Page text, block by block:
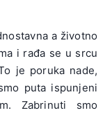
a životno
i rađa se u srcu
je poruka nade,
puta ispunjeni
Zabrinuti smo